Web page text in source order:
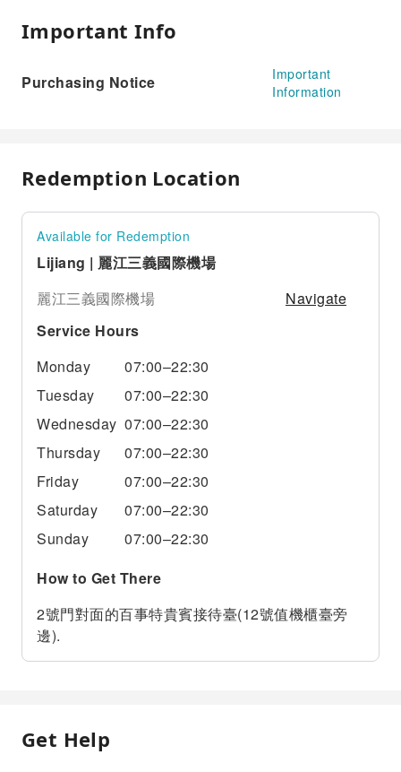
Important Info
Purchasing Notice
Important
Information
Redemption Location
Available for Redemption
Lijiang | 麗江三義國際機場
麗江三義國際機場
Navigate
Service Hours
Monday
07:00–22:30
Tuesday
07:00–22:30
Wednesday 07:00–22:30
Thursday
07:00–22:30
Friday
07:00–22:30
Saturday
07:00–22:30
Sunday
07:00–22:30
How to Get There
2號門對面的百事特貴賓接待臺(12號值機櫃臺旁
邊).
Get Help